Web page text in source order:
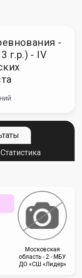
-
г.р.) - IV
Статистика
Московская
область - 2 - МБУ
ДО «СШ «Лидер»